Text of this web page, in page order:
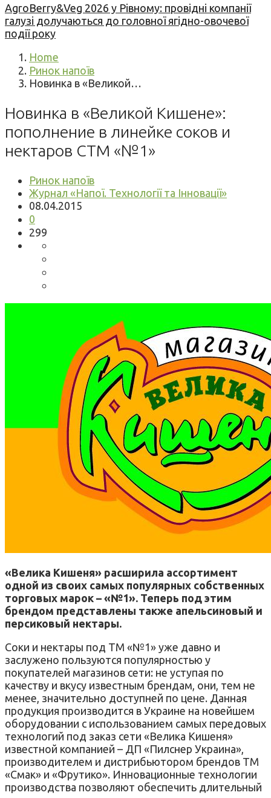
AgroBerry&Veg 2026 у Рівному: провідні компанії
галузі долучаються до головної ягідно-овочевої
події року
Home
Ринок напоїв
Новинка в «Великой…
Новинка в «Великой Кишене»:
пополнение в линейке соков и
нектаров СТМ «№1»
Ринок напоїв
Журнал «Напої. Технології та Інновації»
08.04.2015
0
299
«Велика Кишеня» расширила ассортимент
одной из своих самых популярных собственных
торговых марок – «№1». Теперь под этим
брендом представлены также апельсиновый и
персиковый нектары.
Соки и нектары под ТМ «№1» уже давно и
заслужено пользуются популярностью у
покупателей магазинов сети: не уступая по
качеству и вкусу известным брендам, они, тем не
менее, значительно доступней по цене. Данная
продукция производится в Украине на новейшем
оборудовании с использованием самых передовых
технологий под заказ сети «Велика Кишеня»
известной компанией – ДП «Пилснер Украина»,
производителем и дистрибьютором брендов ТМ
«Смак» и «Фрутико». Инновационные технологии
производства позволяют обеспечить длительный